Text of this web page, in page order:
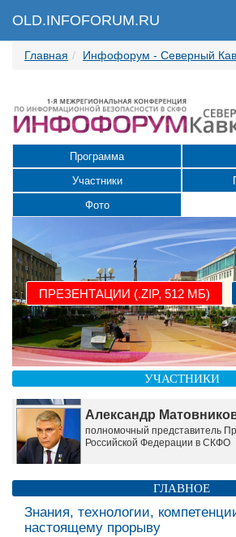
OLD.INFOFORUM.RU
Главная Инфофорум - Северный
Программа
Участники
Фото
ПРЕЗЕНТАЦИИ (.ZIP, 512 МБ)
УЧАСТНИКИ
Безопасности Российской
Геннадий Бадинов,
Заместитель Председателя
Республики Калмыкия
Валерий Попков,
заместитель полномочного
Президента РФ в СКФО
Денис Солодовников,
Заместитель руководителя
Александр
полномочный представитель
Российской Федерации в СКФО
Владимир
Губернатор Ставропольского
ГЛАВНОЕ
Знания, технологии,
настоящему прорыву